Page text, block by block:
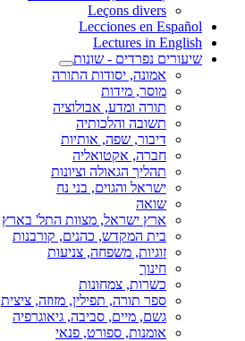
Leçons divers
Lecciones en Español
Lectures in English
שיעורים נפרדים - שונות
אמונה, יסודות התורה
מוסר, מידות
תורה ומדע, אבולוציה
תשובה והלכותיה
דיבור, שפה, אותיות
חברה, אקטואליה
תהליך הגאולה וציונות
ישראל והגוים, בני נח
שואה
ארץ ישראל, מצוות התל' בארץ
בית המקדש, כהנים, קורבנות
זוגיות, משפחה, צניעות
חינוך
כשרות, צמחונות
ספר תורה, תפילין, מזוזה, ציצית
גשם, מיים, סביבה, גיאוגרפיה
אומנות, ספורט, פנאי